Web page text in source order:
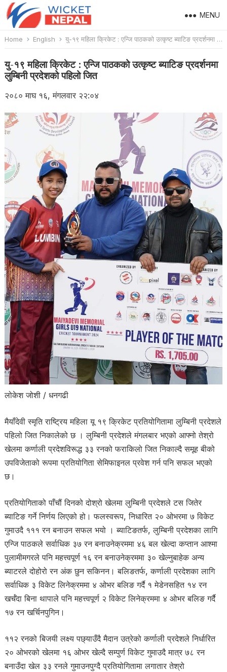
MENU
Home English यु-१९ महिला क्रिकेट : एन्जि पाठकको उत्कृष्ट ब्याटिङ प्रदर्शनमा लुम्बिनी प्रदेशको पहिलो जित
यु-१९ महिला क्रिकेट : एन्जि पाठकको उत्कृष्ट ब्याटिङ प्रदर्शनमा
लुम्बिनी प्रदेशको पहिलो जित
२०८० माघ १६, मंगलवार २२:०४
लोकेश जोशी / धनगढी
मैयाँदेवी स्मृति राष्ट्रिय महिला यू १९ क्रिकेट प्रतियोगितामा लुम्बिनी प्रदेशले
पहिलो जित निकालेको छ । लुम्बिनी प्रदेशले मंगलबार भएको आफ्नो तेश्रो
खेलमा कर्णाली प्रदेशविरूद्ध ३३ रनको फराकिलो जित निकाल्दै समूह बीको
उपविजेताको रूपमा प्रतियोगिता सेमिफाइनल प्रवेश गर्न पनि सफल भएको
छ।
प्रतियोगिताको पाँचौं दिनको दोश्रो खेलमा लुम्बिनी प्रदेशले टस जितेर
ब्याटिङ गर्ने निर्णय लिएको हो। फलस्वरूप, निधारित २० ओभरमा ७ विकेट
गुमाउदै १११ रन बनाउन सफल भयो । ब्याटिङतर्फ, लुम्बिनी प्रदेशका लागि
एन्जि पाठकले सर्वाधिक ३७ रन बनाउनेक्रममा ४६ बल खेल्दा कप्तान आश्मा
पुलामीमगरले पनि महत्त्वपूर्ण १६ रन बनाउनेक्रममा ३० खेल्नुबाहेक अन्य
ब्याटरले दोहोरो रन अंक छुन सकिनन। बलिङतर्फ, कर्णाली प्रदेशका लागि
सर्वाधिक ३ विकेट लिनेक्रममा ४ ओभर बलिङ गर्दै १ मेडेनसहित १४ रन
खर्चँदा बिना थापाले पनि महत्त्वपूर्ण २ विकेट लिनेक्रममा ४ ओभर बलिङ गर्दै
१७ रन खर्चिनपुगिन।
११२ रनको बिजयी लक्ष्य पछ्याउँदै मैदान उत्रेको कर्णाली प्रदेशले निर्धारित
२० ओभरको खेलमा १६ ओभर खेल्दै सम्पुर्ण विकेट गुमाउदै मात्र ७८ रन
बनाउँदा खेल ३३ रनले गुमाउनपुग्दै प्रतियोगितामा लगातार तेश्रो